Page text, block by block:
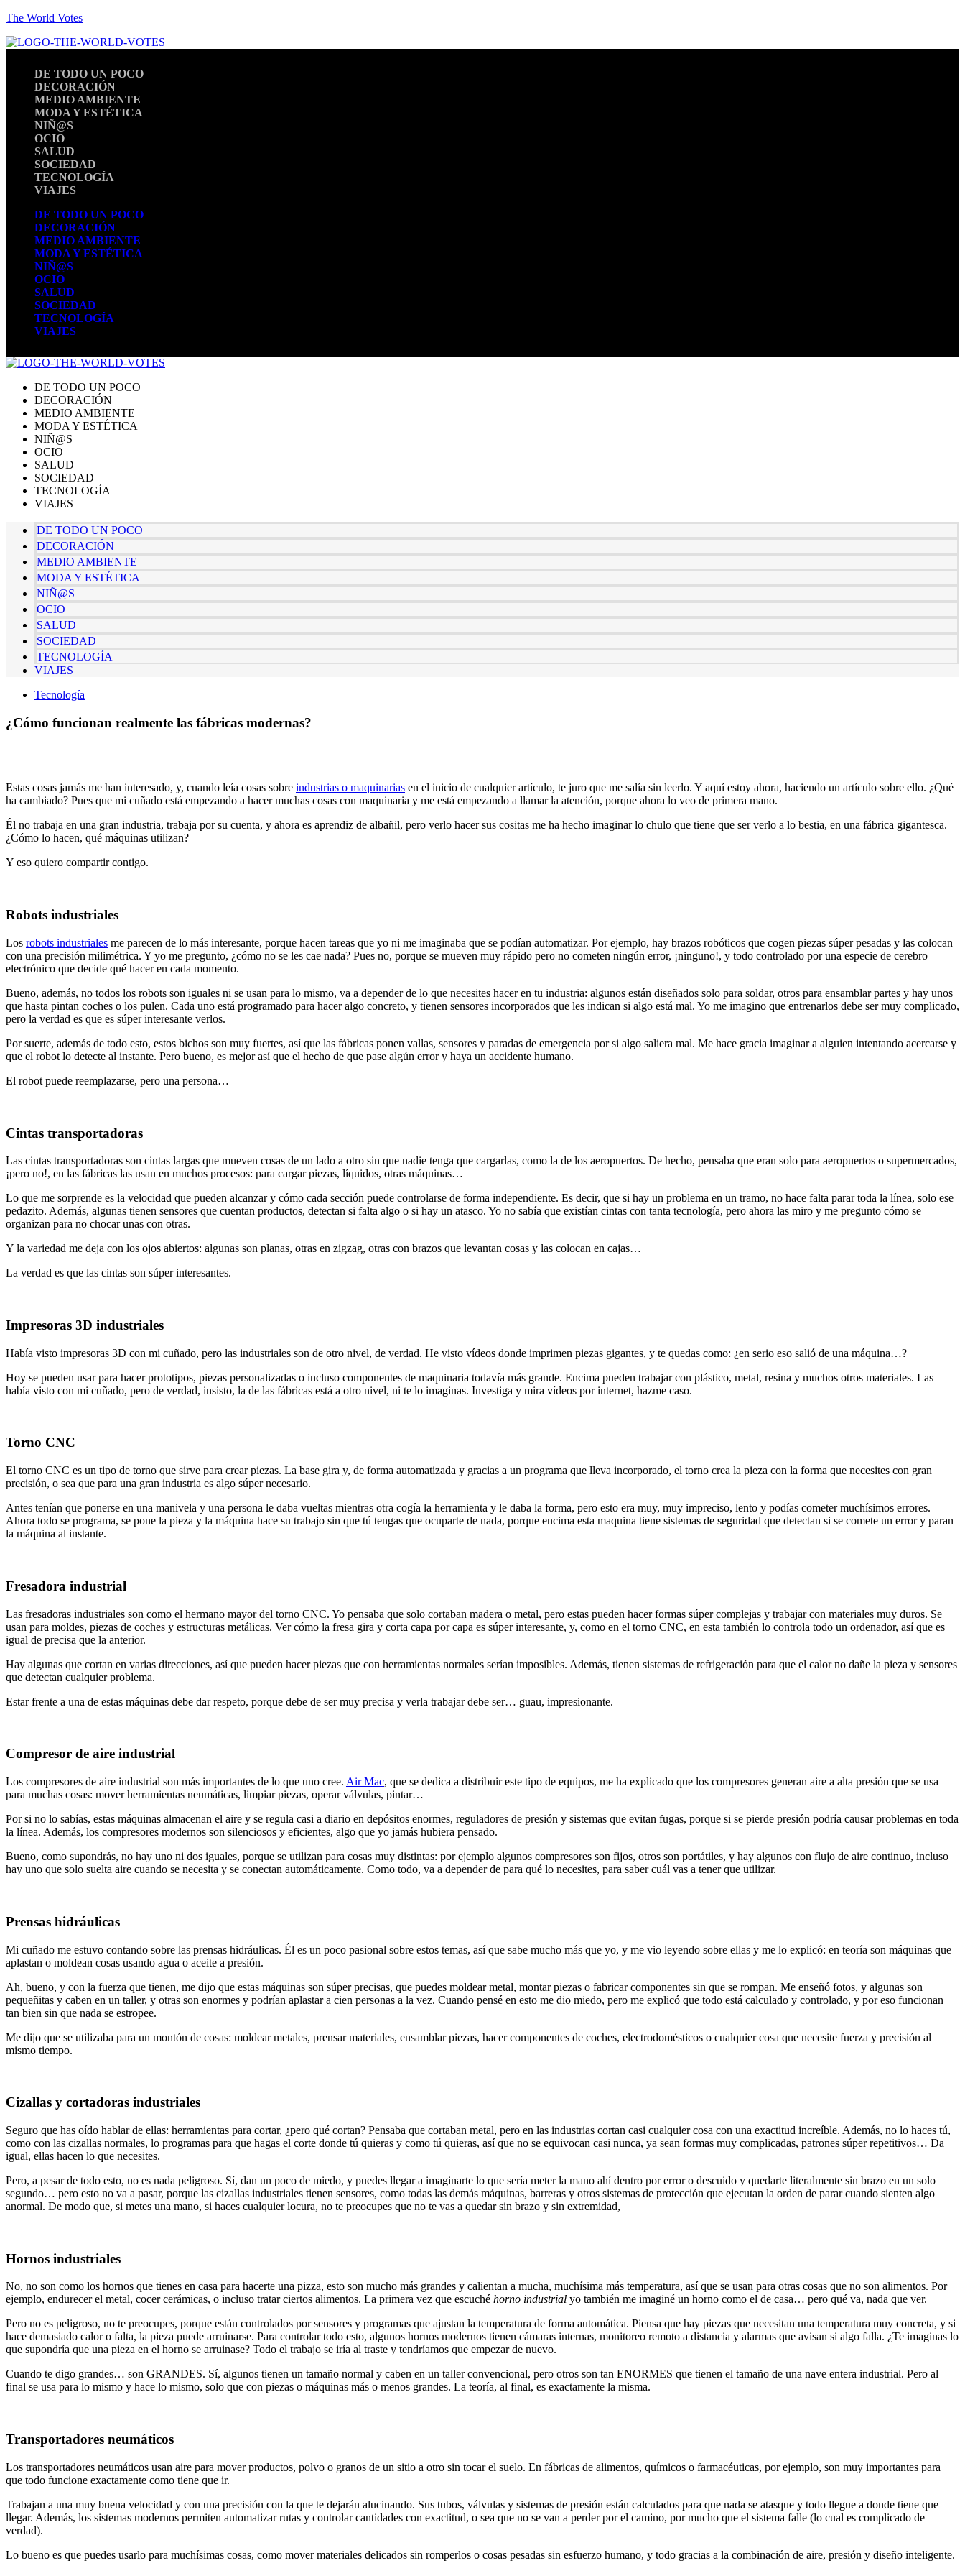
The World Votes
DE TODO UN POCO
DECORACIÓN
MEDIO AMBIENTE
MODA Y ESTÉTICA
NIÑ@S
OCIO
SALUD
SOCIEDAD
TECNOLOGÍA
VIAJES
DE TODO UN POCO
DECORACIÓN
MEDIO AMBIENTE
MODA Y ESTÉTICA
NIÑ@S
OCIO
SALUD
SOCIEDAD
TECNOLOGÍA
VIAJES
DE TODO UN POCO
DECORACIÓN
MEDIO AMBIENTE
MODA Y ESTÉTICA
NIÑ@S
OCIO
SALUD
SOCIEDAD
TECNOLOGÍA
VIAJES
DE TODO UN POCO
DECORACIÓN
MEDIO AMBIENTE
MODA Y ESTÉTICA
NIÑ@S
OCIO
SALUD
SOCIEDAD
TECNOLOGÍA
VIAJES
Tecnología
¿Cómo funcionan realmente las fábricas modernas?
Estas cosas jamás me han interesado, y, cuando leía cosas sobre industrias o maquinarias en el inicio de cualquier artículo, te juro que me salía sin leerlo. Y aquí estoy ahora, haciendo un artículo sobre ello. ¿Qué
ha cambiado? Pues que mi cuñado está empezando a hacer muchas cosas con maquinaria y me está empezando a llamar la atención, porque ahora lo veo de primera mano.
Él no trabaja en una gran industria, trabaja por su cuenta, y ahora es aprendiz de albañil, pero verlo hacer sus cositas me ha hecho imaginar lo chulo que tiene que ser verlo a lo bestia, en una fábrica gigantesca.
¿Cómo lo hacen, qué máquinas utilizan?
Y eso quiero compartir contigo.
Robots industriales
Los robots industriales me parecen de lo más interesante, porque hacen tareas que yo ni me imaginaba que se podían automatizar. Por ejemplo, hay brazos robóticos que cogen piezas súper pesadas y las colocan
con una precisión milimétrica. Y yo me pregunto, ¿cómo no se les cae nada? Pues no, porque se mueven muy rápido pero no cometen ningún error, ¡ninguno!, y todo controlado por una especie de cerebro
electrónico que decide qué hacer en cada momento.
Bueno, además, no todos los robots son iguales ni se usan para lo mismo, va a depender de lo que necesites hacer en tu industria: algunos están diseñados solo para soldar, otros para ensamblar partes y hay unos
que hasta pintan coches o los pulen. Cada uno está programado para hacer algo concreto, y tienen sensores incorporados que les indican si algo está mal. Yo me imagino que entrenarlos debe ser muy complicado,
pero la verdad es que es súper interesante verlos.
Por suerte, además de todo esto, estos bichos son muy fuertes, así que las fábricas ponen vallas, sensores y paradas de emergencia por si algo saliera mal. Me hace gracia imaginar a alguien intentando acercarse y
que el robot lo detecte al instante. Pero bueno, es mejor así que el hecho de que pase algún error y haya un accidente humano.
El robot puede reemplazarse, pero una persona…
Cintas transportadoras
Las cintas transportadoras son cintas largas que mueven cosas de un lado a otro sin que nadie tenga que cargarlas, como la de los aeropuertos. De hecho, pensaba que eran solo para aeropuertos o supermercados,
¡pero no!, en las fábricas las usan en muchos procesos: para cargar piezas, líquidos, otras máquinas…
Lo que me sorprende es la velocidad que pueden alcanzar y cómo cada sección puede controlarse de forma independiente. Es decir, que si hay un problema en un tramo, no hace falta parar toda la línea, solo ese
pedazito. Además, algunas tienen sensores que cuentan productos, detectan si falta algo o si hay un atasco. Yo no sabía que existían cintas con tanta tecnología, pero ahora las miro y me pregunto cómo se
organizan para no chocar unas con otras.
Y la variedad me deja con los ojos abiertos: algunas son planas, otras en zigzag, otras con brazos que levantan cosas y las colocan en cajas…
La verdad es que las cintas son súper interesantes.
Impresoras 3D industriales
Había visto impresoras 3D con mi cuñado, pero las industriales son de otro nivel, de verdad. He visto vídeos donde imprimen piezas gigantes, y te quedas como: ¿en serio eso salió de una máquina…?
Hoy se pueden usar para hacer prototipos, piezas personalizadas o incluso componentes de maquinaria todavía más grande. Encima pueden trabajar con plástico, metal, resina y muchos otros materiales. Las
había visto con mi cuñado, pero de verdad, insisto, la de las fábricas está a otro nivel, ni te lo imaginas. Investiga y mira vídeos por internet, hazme caso.
Torno CNC
El torno CNC es un tipo de torno que sirve para crear piezas. La base gira y, de forma automatizada y gracias a un programa que lleva incorporado, el torno crea la pieza con la forma que necesites con gran
precisión, o sea que para una gran industria es algo súper necesario.
Antes tenían que ponerse en una manivela y una persona le daba vueltas mientras otra cogía la herramienta y le daba la forma, pero esto era muy, muy impreciso, lento y podías cometer muchísimos errores.
Ahora todo se programa, se pone la pieza y la máquina hace su trabajo sin que tú tengas que ocuparte de nada, porque encima esta maquina tiene sistemas de seguridad que detectan si se comete un error y paran
la máquina al instante.
Fresadora industrial
Las fresadoras industriales son como el hermano mayor del torno CNC. Yo pensaba que solo cortaban madera o metal, pero estas pueden hacer formas súper complejas y trabajar con materiales muy duros. Se
usan para moldes, piezas de coches y estructuras metálicas. Ver cómo la fresa gira y corta capa por capa es súper interesante, y, como en el torno CNC, en esta también lo controla todo un ordenador, así que es
igual de precisa que la anterior.
Hay algunas que cortan en varias direcciones, así que pueden hacer piezas que con herramientas normales serían imposibles. Además, tienen sistemas de refrigeración para que el calor no dañe la pieza y sensores
que detectan cualquier problema.
Estar frente a una de estas máquinas debe dar respeto, porque debe de ser muy precisa y verla trabajar debe ser… guau, impresionante.
Compresor de aire industrial
Los compresores de aire industrial son más importantes de lo que uno cree. Air Mac, que se dedica a distribuir este tipo de equipos, me ha explicado que los compresores generan aire a alta presión que se usa
para muchas cosas: mover herramientas neumáticas, limpiar piezas, operar válvulas, pintar…
Por si no lo sabías, estas máquinas almacenan el aire y se regula casi a diario en depósitos enormes, reguladores de presión y sistemas que evitan fugas, porque si se pierde presión podría causar problemas en toda
la línea. Además, los compresores modernos son silenciosos y eficientes, algo que yo jamás hubiera pensado.
Bueno, como supondrás, no hay uno ni dos iguales, porque se utilizan para cosas muy distintas: por ejemplo algunos compresores son fijos, otros son portátiles, y hay algunos con flujo de aire continuo, incluso
hay uno que solo suelta aire cuando se necesita y se conectan automáticamente. Como todo, va a depender de para qué lo necesites, para saber cuál vas a tener que utilizar.
Prensas hidráulicas
Mi cuñado me estuvo contando sobre las prensas hidráulicas. Él es un poco pasional sobre estos temas, así que sabe mucho más que yo, y me vio leyendo sobre ellas y me lo explicó: en teoría son máquinas que
aplastan o moldean cosas usando agua o aceite a presión.
Ah, bueno, y con la fuerza que tienen, me dijo que estas máquinas son súper precisas, que puedes moldear metal, montar piezas o fabricar componentes sin que se rompan. Me enseñó fotos, y algunas son
pequeñitas y caben en un taller, y otras son enormes y podrían aplastar a cien personas a la vez. Cuando pensé en esto me dio miedo, pero me explicó que todo está calculado y controlado, y por eso funcionan
tan bien sin que nada se estropee.
Me dijo que se utilizaba para un montón de cosas: moldear metales, prensar materiales, ensamblar piezas, hacer componentes de coches, electrodomésticos o cualquier cosa que necesite fuerza y precisión al
mismo tiempo.
Cizallas y cortadoras industriales
Seguro que has oído hablar de ellas: herramientas para cortar, ¿pero qué cortan? Pensaba que cortaban metal, pero en las industrias cortan casi cualquier cosa con una exactitud increíble. Además, no lo haces tú,
como con las cizallas normales, lo programas para que hagas el corte donde tú quieras y como tú quieras, así que no se equivocan casi nunca, ya sean formas muy complicadas, patrones súper repetitivos… Da
igual, ellas hacen lo que necesites.
Pero, a pesar de todo esto, no es nada peligroso. Sí, dan un poco de miedo, y puedes llegar a imaginarte lo que sería meter la mano ahí dentro por error o descuido y quedarte literalmente sin brazo en un solo
segundo… pero esto no va a pasar, porque las cizallas industriales tienen sensores, como todas las demás máquinas, barreras y otros sistemas de protección que ejecutan la orden de parar cuando sienten algo
anormal. De modo que, si metes una mano, si haces cualquier locura, no te preocupes que no te vas a quedar sin brazo y sin extremidad,
Hornos industriales
No, no son como los hornos que tienes en casa para hacerte una pizza, esto son mucho más grandes y calientan a mucha, muchísima más temperatura, así que se usan para otras cosas que no son alimentos. Por
ejemplo, endurecer el metal, cocer cerámicas, o incluso tratar ciertos alimentos. La primera vez que escuché horno industrial yo también me imaginé un horno como el de casa… pero qué va, nada que ver.
Pero no es peligroso, no te preocupes, porque están controlados por sensores y programas que ajustan la temperatura de forma automática. Piensa que hay piezas que necesitan una temperatura muy concreta, y si
hace demasiado calor o falta, la pieza puede arruinarse. Para controlar todo esto, algunos hornos modernos tienen cámaras internas, monitoreo remoto a distancia y alarmas que avisan si algo falla. ¿Te imaginas lo
que supondría que una pieza en el horno se arruinase? Todo el trabajo se iría al traste y tendríamos que empezar de nuevo.
Cuando te digo grandes… son GRANDES. Sí, algunos tienen un tamaño normal y caben en un taller convencional, pero otros son tan ENORMES que tienen el tamaño de una nave entera industrial. Pero al
final se usa para lo mismo y hace lo mismo, solo que con piezas o máquinas más o menos grandes. La teoría, al final, es exactamente la misma.
Transportadores neumáticos
Los transportadores neumáticos usan aire para mover productos, polvo o granos de un sitio a otro sin tocar el suelo. En fábricas de alimentos, químicos o farmacéuticas, por ejemplo, son muy importantes para
que todo funcione exactamente como tiene que ir.
Trabajan a una muy buena velocidad y con una precisión con la que te dejarán alucinando. Sus tubos, válvulas y sistemas de presión están calculados para que nada se atasque y todo llegue a donde tiene que
llegar. Además, los sistemas modernos permiten automatizar rutas y controlar cantidades con exactitud, o sea que no se van a perder por el camino, por mucho que el sistema falle (lo cual es complicado de
verdad).
Lo bueno es que puedes usarlo para muchísimas cosas, como mover materiales delicados sin romperlos o cosas pesadas sin esfuerzo humano, y todo gracias a la combinación de aire, presión y diseño inteligente.